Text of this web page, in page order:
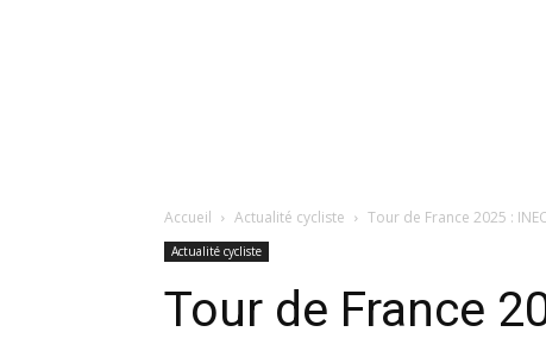
Accueil Actualité cycliste Tour de France 2025 :
Actualité cycliste
Tour de France